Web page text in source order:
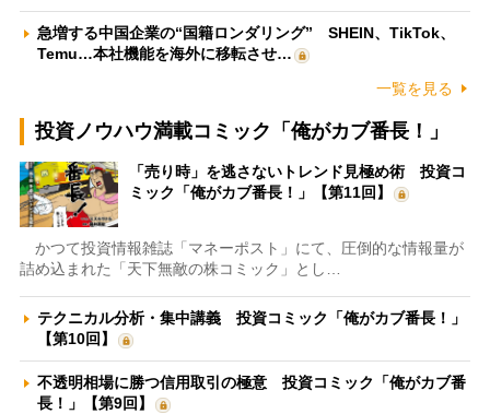
急増する中国企業の“国籍ロンダリング” SHEIN、TikTok、
Temu…本社機能を海外に移転させ…
一覧を見る
投資ノウハウ満載コミック「俺がカブ番長！」
「売り時」を逃さないトレンド見極め術 投資コ
ミック「俺がカブ番長！」【第11回】
かつて投資情報雑誌「マネーポスト」にて、圧倒的な情報量が
詰め込まれた「天下無敵の株コミック」とし…
テクニカル分析・集中講義 投資コミック「俺がカブ番長！」
【第10回】
不透明相場に勝つ信用取引の極意 投資コミック「俺がカブ番
長！」【第9回】